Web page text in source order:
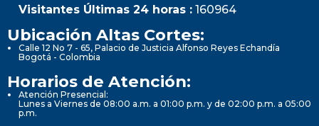
Visitantes Últimas 24 horas : 160964
Ubicación Altas Cortes:
Calle 12 No 7 - 65, Palacio de Justicia Alfonso Reyes Echandía
Bogotá - Colombia
Horarios de Atención:
Atención Presencial:
Lunes a Viernes de 08:00 a.m. a 01:00 p.m. y de 02:00 p.m. a 05:00
p.m.